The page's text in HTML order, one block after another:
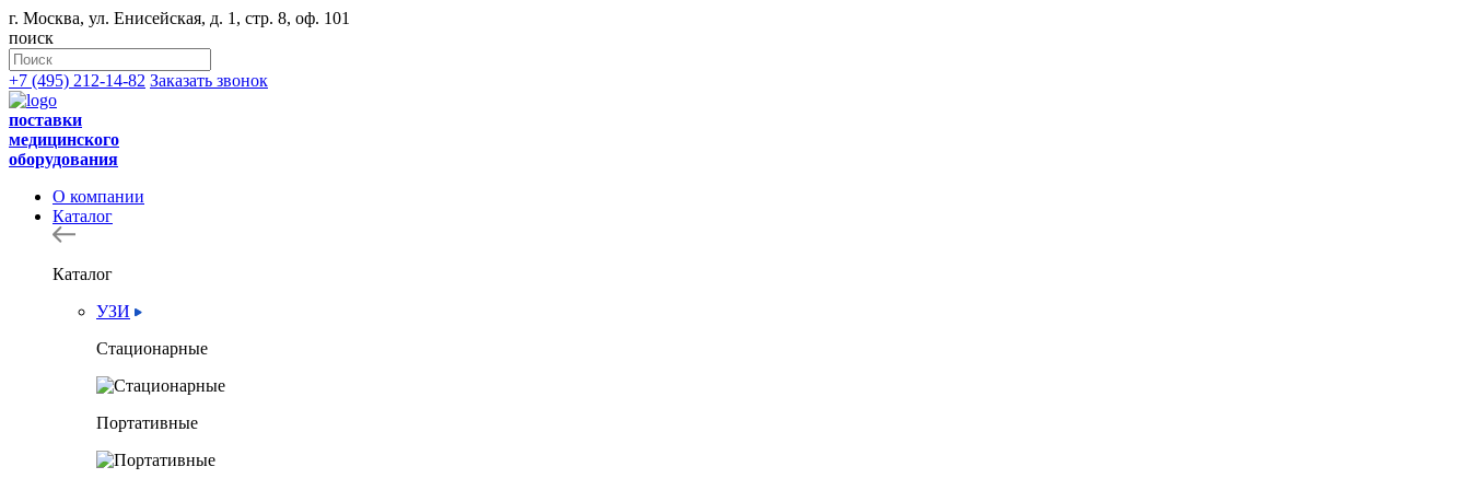
г. Москва, ул. Енисейская, д. 1, стр. 8, оф. 101
поиск
+7 (495) 212-14-82 Заказать звонок
поставки
медицинского
оборудования
О компании
Каталог
Каталог
УЗИ
Стационарные
Портативные